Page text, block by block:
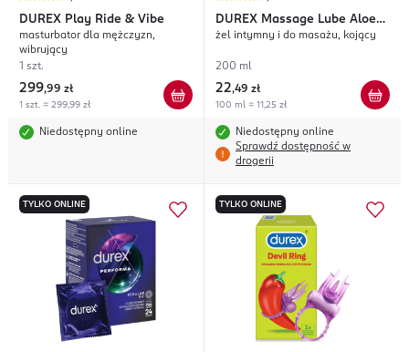
DUREX Play Ride & Vibe
masturbator dla mężczyzn,
wibrujący
1 szt.
299,99 zł
1 szt. = 299,99 zł
Niedostępny online
DUREX Massage Lube Aloe
Vera
żel intymny i do masażu, kojący
200 ml
22,49 zł
100 ml = 11,25 zł
Niedostępny online
Sprawdź dostępność w
drogerii
TYLKO ONLINE TYLKO ONLINE